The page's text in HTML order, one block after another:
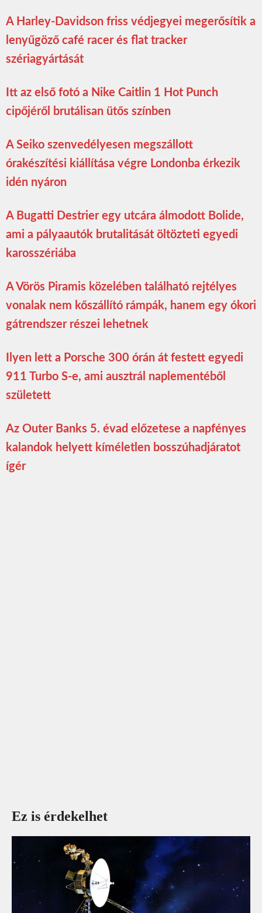
A Harley-Davidson friss védjegyei megerősítik a
lenyűgöző café racer és flat tracker
szériagyártását
Itt az első fotó a Nike Caitlin 1 Hot Punch
cipőjéről brutálisan ütős színben
A Seiko szenvedélyesen megszállott
órakészítési kiállítása végre Londonba érkezik
idén nyáron
A Bugatti Destrier egy utcára álmodott Bolide,
ami a pályaautók brutalitását öltözteti egyedi
karosszériába
A Vörös Piramis közelében található rejtélyes
vonalak nem kőszállító rámpák, hanem egy ókori
gátrendszer részei lehetnek
Ilyen lett a Porsche 300 órán át festett egyedi
911 Turbo S-e, ami ausztrál naplementéből
született
Az Outer Banks 5. évad előzetese a napfényes
kalandok helyett kíméletlen bosszúhadjáratot
ígér
Ez is érdekelhet